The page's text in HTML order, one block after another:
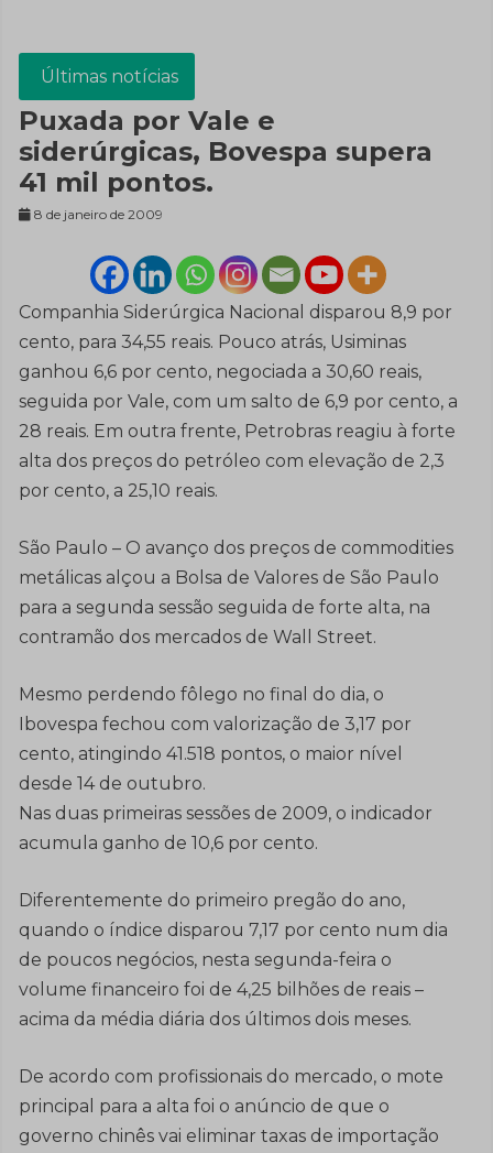
Últimas notícias
Puxada por Vale e
siderúrgicas, Bovespa supera
41 mil pontos.
8 de janeiro de 2009
Companhia Siderúrgica Nacional disparou 8,9 por
cento, para 34,55 reais. Pouco atrás, Usiminas
ganhou 6,6 por cento, negociada a 30,60 reais,
seguida por Vale, com um salto de 6,9 por cento, a
28 reais. Em outra frente, Petrobras reagiu à forte
alta dos preços do petróleo com elevação de 2,3
por cento, a 25,10 reais.
São Paulo – O avanço dos preços de commodities
metálicas alçou a Bolsa de Valores de São Paulo
para a segunda sessão seguida de forte alta, na
contramão dos mercados de Wall Street.
Mesmo perdendo fôlego no final do dia, o
Ibovespa fechou com valorização de 3,17 por
cento, atingindo 41.518 pontos, o maior nível
desde 14 de outubro.
Nas duas primeiras sessões de 2009, o indicador
acumula ganho de 10,6 por cento.
Diferentemente do primeiro pregão do ano,
quando o índice disparou 7,17 por cento num dia
de poucos negócios, nesta segunda-feira o
volume financeiro foi de 4,25 bilhões de reais –
acima da média diária dos últimos dois meses.
De acordo com profissionais do mercado, o mote
principal para a alta foi o anúncio de que o
governo chinês vai eliminar taxas de importação